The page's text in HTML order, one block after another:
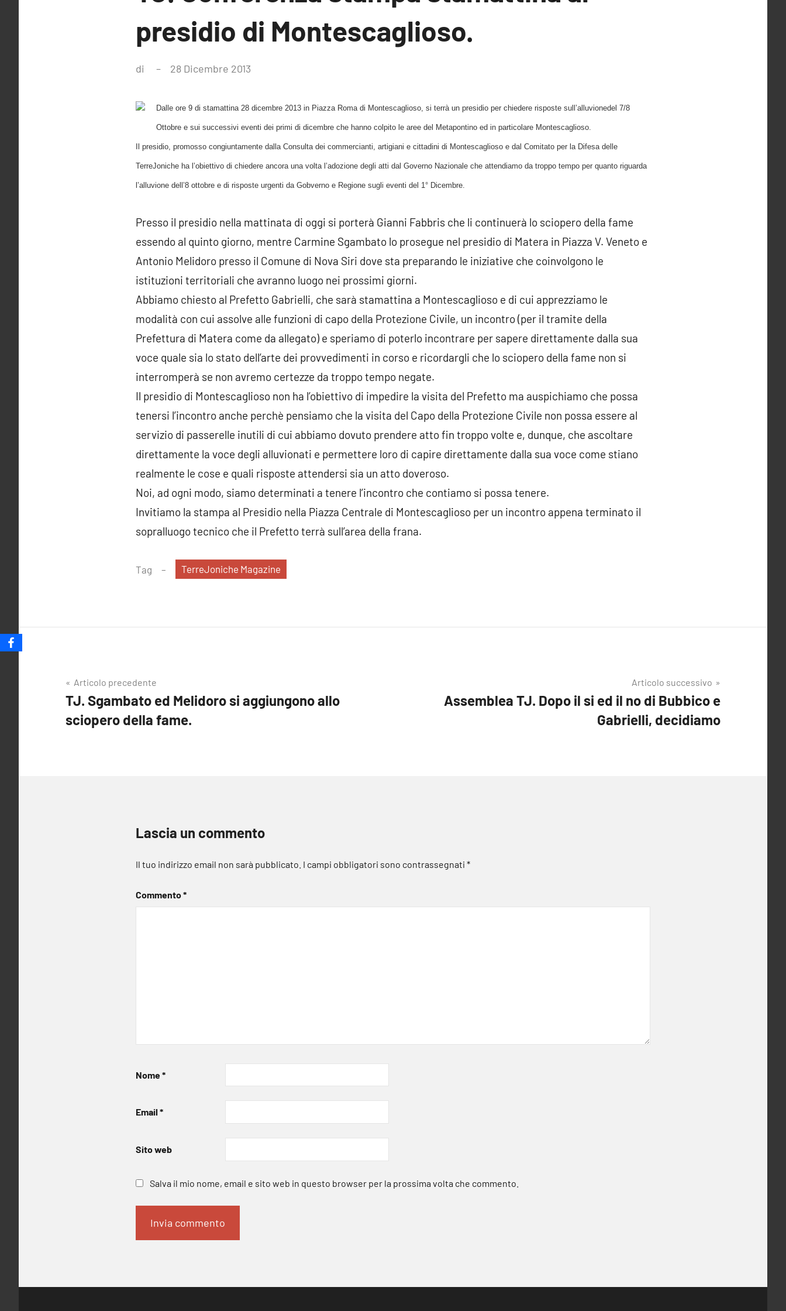
presidio di Montescaglioso.
di 28 Dicembre 2013
Dalle ore 9 di stamattina 28 dicembre 2013 in Piazza Roma di Montescaglioso, si terrà un presidio per chiedere risposte sull’alluvionedel 7/8
Ottobre e sui successivi eventi dei primi di dicembre che hanno colpito le aree del Metapontino ed in particolare Montescaglioso.
Il presidio, promosso congiuntamente dalla Consulta dei commercianti, artigiani e cittadini di Montescaglioso e dal Comitato per la Difesa delle
TerreJoniche ha l’obiettivo di chiedere ancora una volta l’adozione degli atti dal Governo Nazionale che attendiamo da troppo tempo per quanto riguarda
l’alluvione dell’8 ottobre e di risposte urgenti da Gobverno e Regione sugli eventi del 1° Dicembre.
Presso il presidio nella mattinata di oggi si porterà Gianni Fabbris che li continuerà lo sciopero della fame
essendo al quinto giorno, mentre Carmine Sgambato lo prosegue nel presidio di Matera in Piazza V. Veneto e
Antonio Melidoro presso il Comune di Nova Siri dove sta preparando le iniziative che coinvolgono le
istituzioni territoriali che avranno luogo nei prossimi giorni.
Abbiamo chiesto al Prefetto Gabrielli, che sarà stamattina a Montescaglioso e di cui apprezziamo le
modalità con cui assolve alle funzioni di capo della Protezione Civile, un incontro (per il tramite della
Prefettura di Matera come da allegato) e speriamo di poterlo incontrare per sapere direttamente dalla sua
voce quale sia lo stato dell’arte dei provvedimenti in corso e ricordargli che lo sciopero della fame non si
interromperà se non avremo certezze da troppo tempo negate.
Il presidio di Montescaglioso non ha l’obiettivo di impedire la visita del Prefetto ma auspichiamo che possa
tenersi l’incontro anche perchè pensiamo che la visita del Capo della Protezione Civile non possa essere al
servizio di passerelle inutili di cui abbiamo dovuto prendere atto fin troppo volte e, dunque, che ascoltare
direttamente la voce degli alluvionati e permettere loro di capire direttamente dalla sua voce come stiano
realmente le cose e quali risposte attendersi sia un atto doveroso.
Noi, ad ogni modo, siamo determinati a tenere l’incontro che contiamo si possa tenere.
Invitiamo la stampa al Presidio nella Piazza Centrale di Montescaglioso per un incontro appena terminato il
sopralluogo tecnico che il Prefetto terrà sull’area della frana.
Tag TerreJoniche Magazine
Navigazione
articoli
Articolo precedente
TJ. Sgambato ed Melidoro si aggiungono allo
sciopero della fame.
Articolo successivo
Assemblea TJ. Dopo il si ed il no di Bubbico e
Gabrielli, decidiamo
Lascia un commento
Il tuo indirizzo email non sarà pubblicato. I campi obbligatori sono contrassegnati *
Commento*
Nome*
Email *
Sito web
Salva il mio nome, email e sito web in questo browser per la prossima volta che commento.